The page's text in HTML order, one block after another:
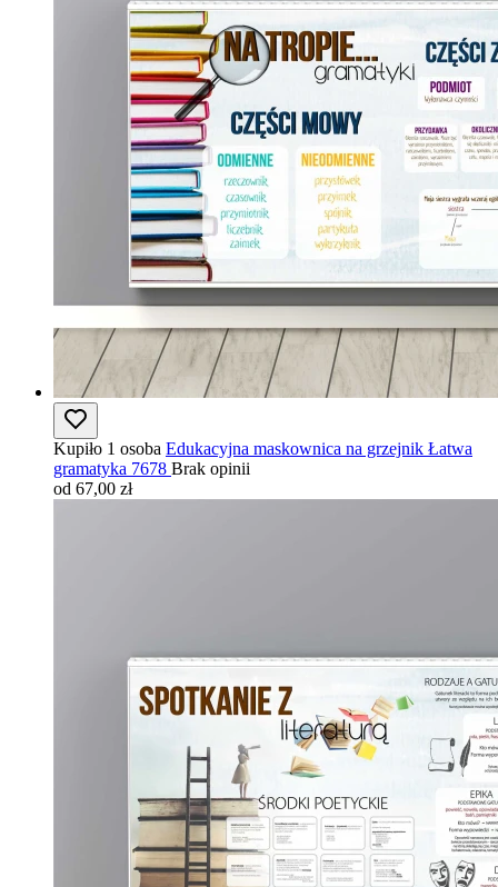
Kupiło 1 osoba Edukacyjna maskownica na grzejnik Łatwa
gramatyka 7678 Brak opinii
od 67,00 zł